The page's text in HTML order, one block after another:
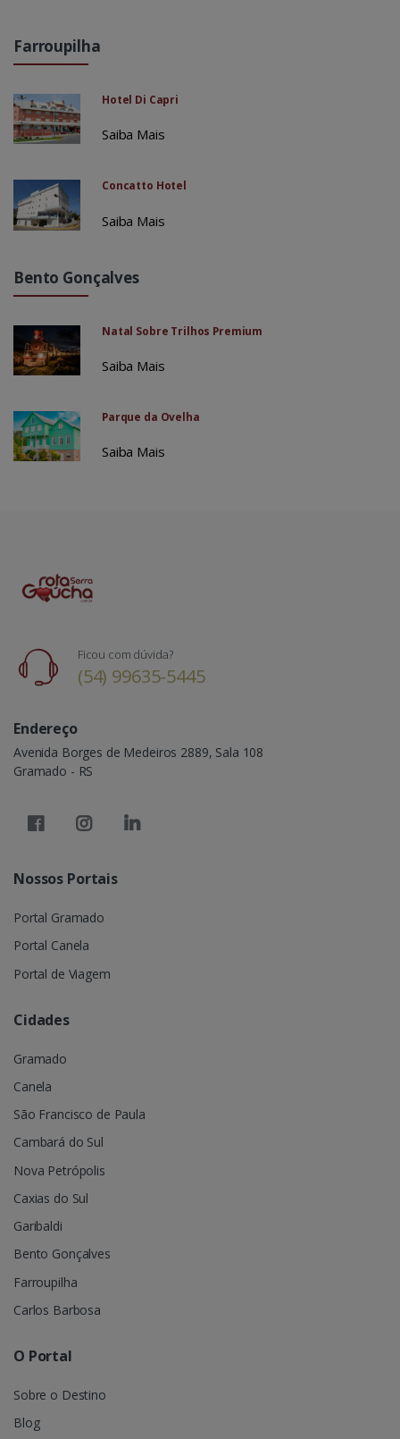
Farroupilha
Hotel Di Capri
Saiba Mais
Concatto Hotel
Saiba Mais
Bento Gonçalves
Natal Sobre Trilhos Premium
Saiba Mais
Parque da Ovelha
Saiba Mais
Ficou com dúvida?
(54) 99635-5445
Endereço
Avenida Borges de Medeiros 2889, Sala 108
Gramado - RS
Nossos Portais
Portal Gramado
Portal Canela
Portal de Viagem
Cidades
Gramado
Canela
São Francisco de Paula
Cambará do Sul
Nova Petrópolis
Caxias do Sul
Garibaldi
Bento Gonçalves
Farroupilha
Carlos Barbosa
O Portal
Sobre o Destino
Blog